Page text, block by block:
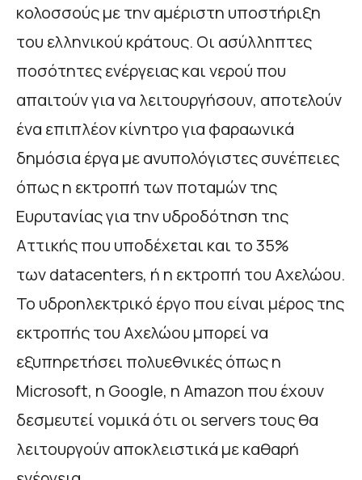
κολοσσούς με την αμέριστη υποστήριξη
του ελληνικού κράτους. Οι ασύλληπτες
ποσότητες ενέργειας και νερού που
απαιτούν για να λειτουργήσουν, αποτελούν
ένα επιπλέον κίνητρο για φαραωνικά
δημόσια έργα με ανυπολόγιστες συνέπειες
όπως η εκτροπή των ποταμών της
Ευρυτανίας για την υδροδότηση της
Αττικής που υποδέχεται και το 35%
των datacenters, ή η εκτροπή του Αχελώου.
Το υδροηλεκτρικό έργο που είναι μέρος της
εκτροπής του Αχελώου μπορεί να
εξυπηρετήσει πολυεθνικές όπως η
Microsoft, η Google, η Amazon που έχουν
δεσμευτεί νομικά ότι οι servers τους θα
λειτουργούν αποκλειστικά με καθαρή